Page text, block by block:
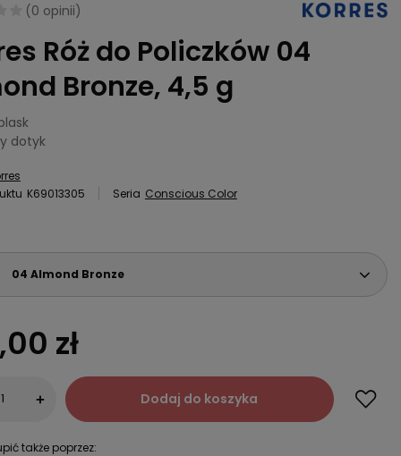
(0 opinii)
Róż do Policzków 04
Bronze, 4,5 g
dotyk
K69013305 Seria Conscious Color
04 Almond Bronze
zł
+ Dodaj do koszyka
także poprzez: